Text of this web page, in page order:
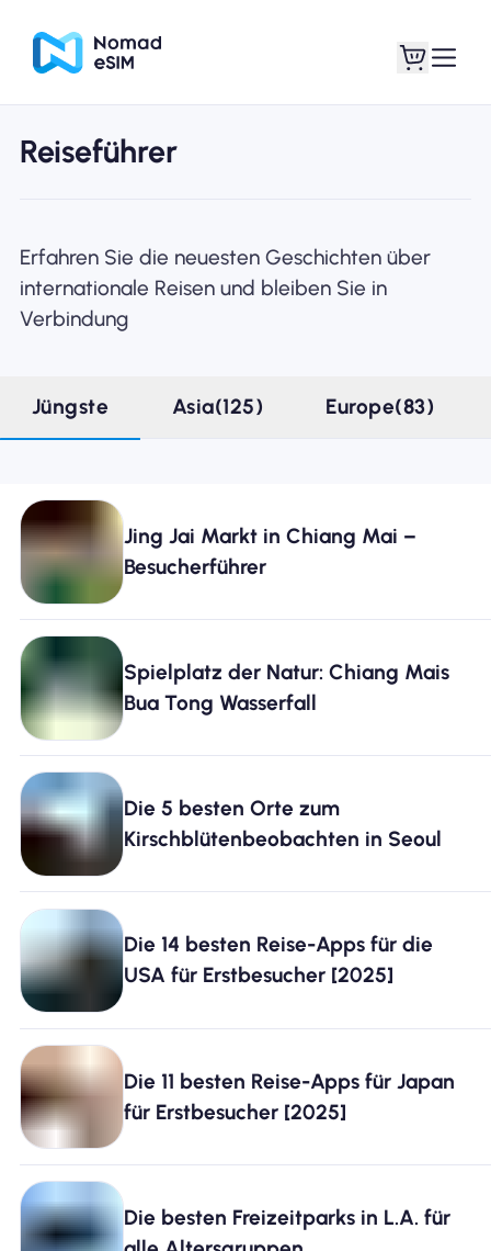
Über eSIM
Warum Nomad eSIM
Verwendung einer eSIM
Für das Geschäft
Reiseführer
Erfahren Sie die neuesten Geschichten über
internationale Reisen und bleiben Sie in
Verbindung
Jüngste Asia(125) Europe(83)
Jing Jai Markt in Chiang Mai –
Besucherführer
Spielplatz der Natur: Chiang Mais
Bua Tong Wasserfall
Die 5 besten Orte zum
Kirschblütenbeobachten in Seoul
Die 14 besten Reise-Apps für die
USA für Erstbesucher [2025]
Die 11 besten Reise-Apps für Japan
für Erstbesucher [2025]
Die besten Freizeitparks in L.A. für